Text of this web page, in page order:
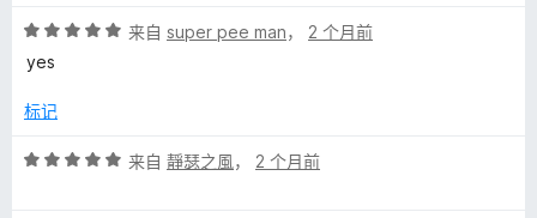
/
5
评
分
/
来自 super pee man， 2 个月前
yes
标记
评
来自 靜瑟之風 ， 2 个月前